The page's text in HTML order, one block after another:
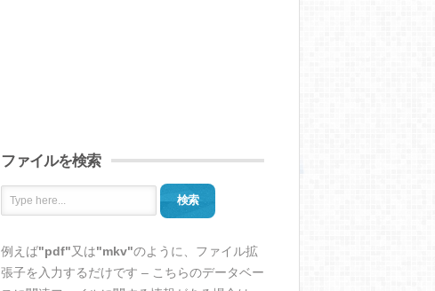
ファイルを検索
検索
例えば"pdf"又は"mkv"のように、ファイル拡
張子を入力するだけです – こちらのデータベー